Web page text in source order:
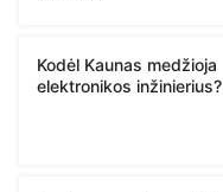
Kodėl Kaunas medžioja
elektronikos inžinierius?